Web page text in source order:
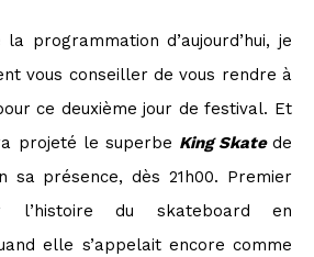
programmation d’aujourd’hui, je
vous conseiller de vous rendre à
ce deuxième jour de festival. Et
projeté le superbe King Skate de
sa présence, dès 21h00. Premier
l’histoire du skateboard en
elle s’appelait encore comme